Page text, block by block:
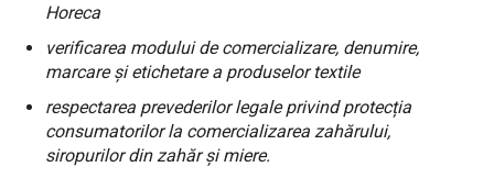
Horeca
verificarea modului de comercializare, denumire,
marcare și etichetare a produselor textile
respectarea prevederilor legale privind protecția
consumatorilor la comercializarea zahărului,
siropurilor din zahăr și miere.